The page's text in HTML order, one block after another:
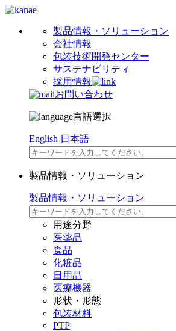
製品情報・ソリューション
会社情報
包装技術開発センター
サステナビリティ
採用情報
お問い合わせ
言語選択
English 日本語
製品情報・ソリューション
製品情報・ソリューション
用途分野
医薬品
食品
化粧品
日用品
医療機器
形状・形態
包装材料
PTP